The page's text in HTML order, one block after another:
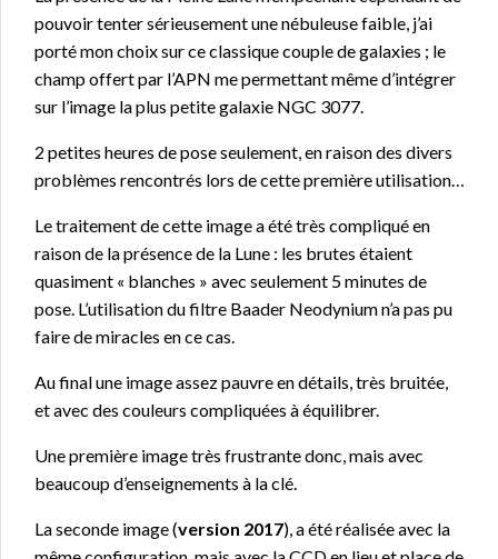
pouvoir tenter sérieusement une nébuleuse faible, j’ai
porté mon choix sur ce classique couple de galaxies ; le
champ offert par l’APN me permettant même d’intégrer
sur l’image la plus petite galaxie NGC 3077.
2 petites heures de pose seulement, en raison des divers
problèmes rencontrés lors de cette première utilisation…
Le traitement de cette image a été très compliqué en
raison de la présence de la Lune : les brutes étaient
quasiment « blanches » avec seulement 5 minutes de
pose. L’utilisation du filtre Baader Neodynium n’a pas pu
faire de miracles en ce cas.
Au final une image assez pauvre en détails, très bruitée,
et avec des couleurs compliquées à équilibrer.
Une première image très frustrante donc, mais avec
beaucoup d’enseignements à la clé.
La seconde image (version 2017), a été réalisée avec la